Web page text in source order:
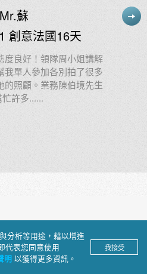
施小姐
03 慢遊東澳11天
他：100000000分 1億分
格
聞、景點攻略與文
分析等用途，藉以增進
代表您同意使用
明 以獲得更多資訊。
我接受